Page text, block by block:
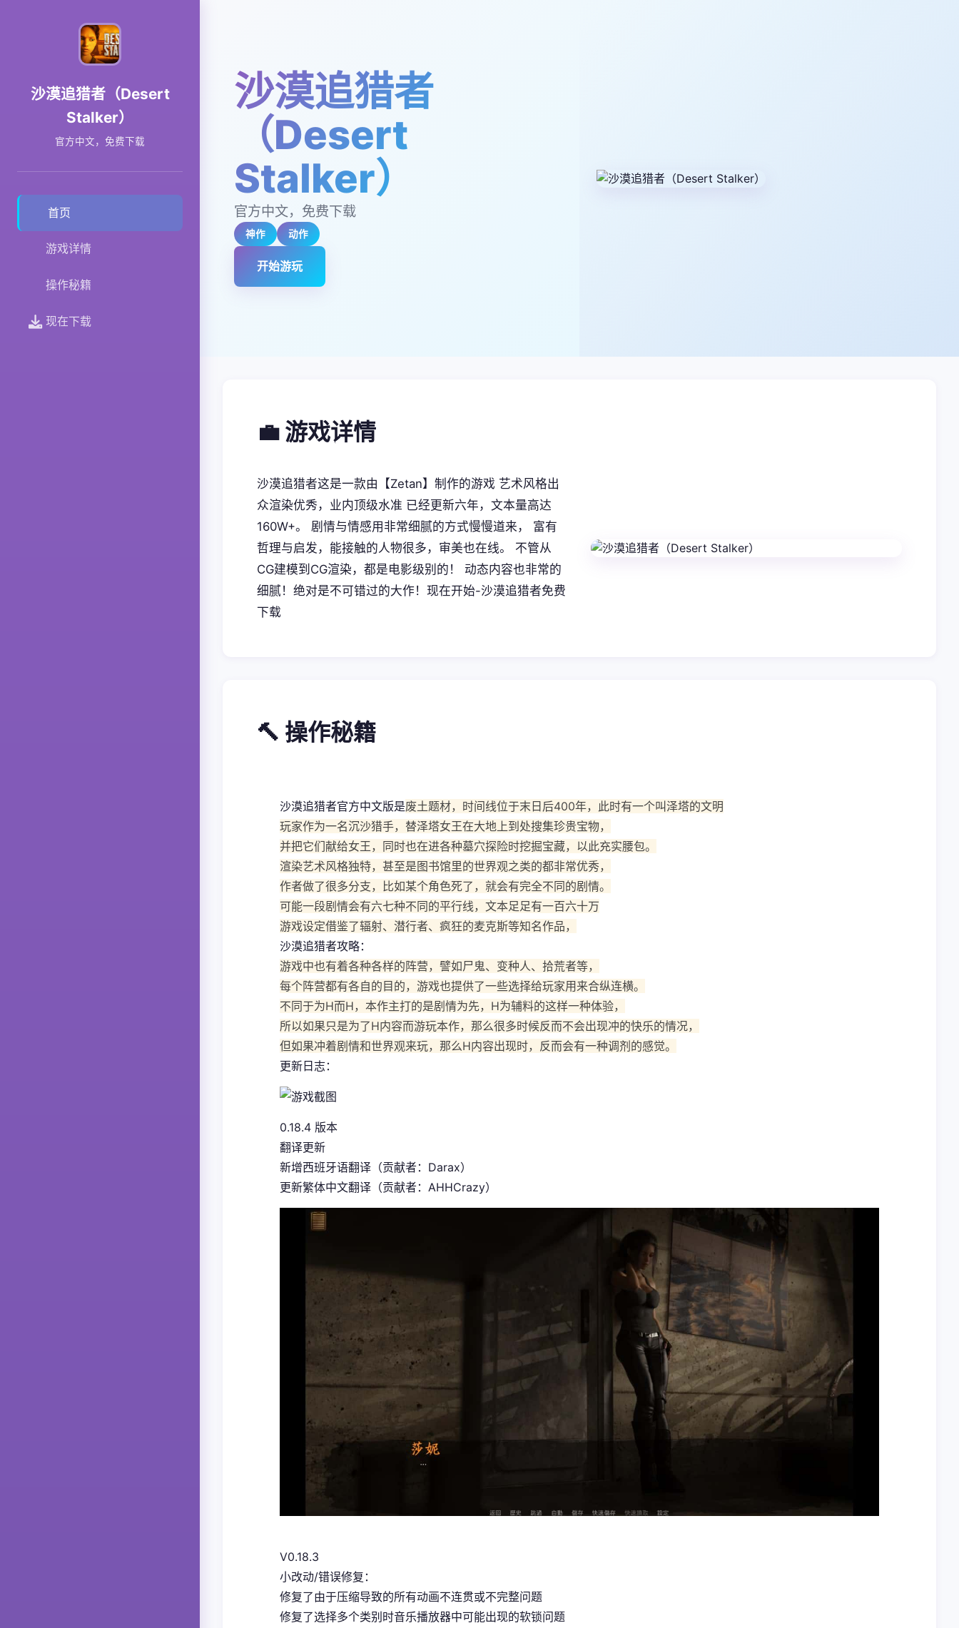
沙漠追猎者（Desert
Stalker）
官方中文，免费下载
首页
游戏详情
操作秘籍
现在下载
沙漠追猎者
（Desert
Stalker）
官方中文，免费下载
神作 动作
开始游玩
💼 游戏详情
沙漠追猎者这是一款由【Zetan】制作的游戏 艺术风格出
众渲染优秀，业内顶级水准 已经更新六年，文本量高达
160W+。 剧情与情感用非常细腻的方式慢慢道来， 富有
哲理与启发，能接触的人物很多，审美也在线。 不管从
CG建模到CG渲染，都是电影级别的！ 动态内容也非常的
细腻！绝对是不可错过的大作！现在开始-沙漠追猎者免费
下载
🔨 操作秘籍
沙漠追猎者官方中文版是废土题材，时间线位于末日后400年，此时有一个叫泽塔的文明
玩家作为一名沉沙猎手，替泽塔女王在大地上到处搜集珍贵宝物，
并把它们献给女王，同时也在进各种墓穴探险时挖掘宝藏，以此充实腰包。
渲染艺术风格独特，甚至是图书馆里的世界观之类的都非常优秀，
作者做了很多分支，比如某个角色死了，就会有完全不同的剧情。
可能一段剧情会有六七种不同的平行线，文本足足有一百六十万
游戏设定借鉴了辐射、潜行者、疯狂的麦克斯等知名作品，
沙漠追猎者攻略：
游戏中也有着各种各样的阵营，譬如尸鬼、变种人、拾荒者等，
每个阵营都有各自的目的，游戏也提供了一些选择给玩家用来合纵连横。
不同于为H而H，本作主打的是剧情为先，H为辅料的这样一种体验，
所以如果只是为了H内容而游玩本作，那么很多时候反而不会出现冲的快乐的情况，
但如果冲着剧情和世界观来玩，那么H内容出现时，反而会有一种调剂的感觉。
更新日志：
0.18.4 版本
翻译更新
新增西班牙语翻译（贡献者：Darax）
更新繁体中文翻译（贡献者：AHHCrazy）
V0.18.3
小改动/错误修复：
修复了由于压缩导致的所有动画不连贯或不完整问题
修复了选择多个类别时音乐播放器中可能出现的软锁问题